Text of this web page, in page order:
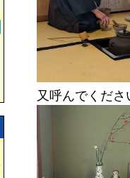
又呼んでくださ